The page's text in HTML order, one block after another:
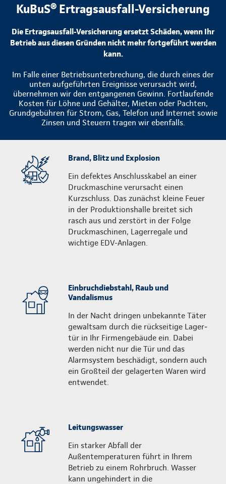
KuBuS® Ertragsausfall-Versicherung
Die Ertragsausfall-Versicherung ersetzt Schäden, wenn Ihr
Betrieb aus diesen Gründen nicht mehr fortgeführt werden
kann.
Im Falle einer Betriebsunterbrechung, die durch eines der
unten aufgeführten Ereignisse verursacht wird,
übernehmen wir den entgangenen Gewinn. Fortlaufende
Kosten für Löhne und Gehälter, Mieten oder Pachten,
Grundgebühren für Strom, Gas, Telefon und Internet sowie
Zinsen und Steuern tragen wir ebenfalls.
Brand, Blitz und Explosion
Ein defektes Anschlusskabel an einer
Druckmaschine verursacht einen
Kurzschluss. Das zunächst kleine Feuer
in der Produktionshalle breitet sich
rasch aus und zerstört in der Folge
Druckmaschinen, Lagerregale und
wichtige EDV-Anlagen.
Einbruchdiebstahl, Raub und
Vandalismus
In der Nacht dringen unbekannte Täter
gewaltsam durch die rückseitige Lager­
tür in Ihr Firmengebäude ein. Dabei
werden nicht nur die Tür und das
Alarmsystem beschädigt, sondern auch
ein Großteil der gelagerten Waren wird
entwendet.
Leitungswasser
Ein starker Abfall der
Außentemperaturen führt in Ihrem
Betrieb zu einem Rohrbruch. Wasser
kann ungehindert in die